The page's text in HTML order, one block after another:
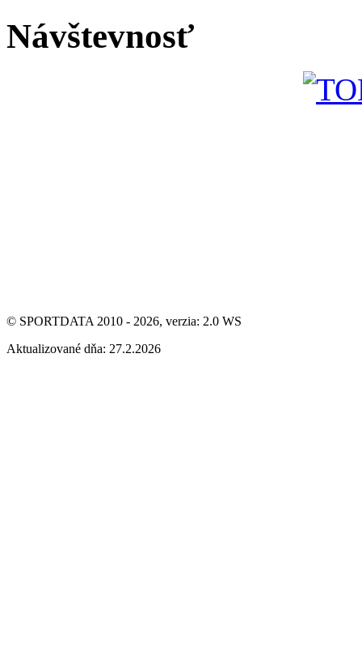
Návštevnosť
© SPORTDATA 2010 - 2026, verzia: 2.0 WS
Aktualizované dňa: 27.2.2026